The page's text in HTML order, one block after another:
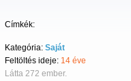
Címkék:
Kategória: Saját
Feltöltés ideje: 14 éve
Látta 272 ember.